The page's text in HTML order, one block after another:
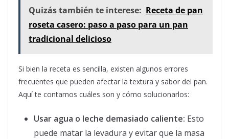
Quizás también te interese: Receta de pan
roseta casero: paso a paso para un pan
tradicional delicioso
Si bien la receta es sencilla, existen algunos errores
frecuentes que pueden afectar la textura y sabor del pan.
Aquí te contamos cuáles son y cómo solucionarlos:
Usar agua o leche demasiado caliente: Esto
puede matar la levadura y evitar que la masa